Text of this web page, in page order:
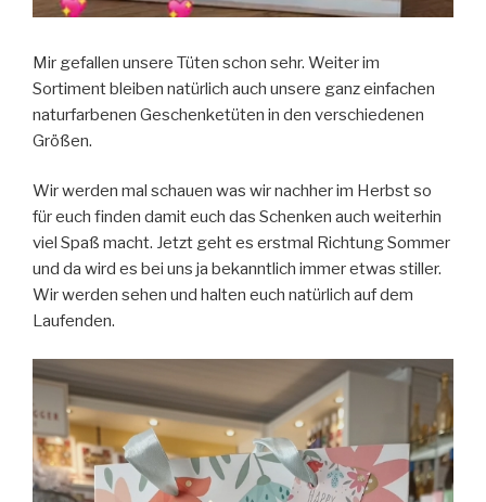
Mir gefallen unsere Tüten schon sehr. Weiter im
Sortiment bleiben natürlich auch unsere ganz einfachen
naturfarbenen Geschenketüten in den verschiedenen
Größen.
Wir werden mal schauen was wir nachher im Herbst so
für euch finden damit euch das Schenken auch weiterhin
viel Spaß macht. Jetzt geht es erstmal Richtung Sommer
und da wird es bei uns ja bekanntlich immer etwas stiller.
Wir werden sehen und halten euch natürlich auf dem
Laufenden.